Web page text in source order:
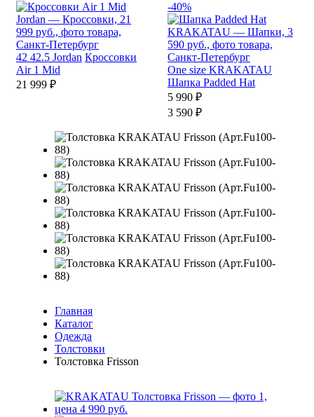
42 42.5 Jordan Кроссовки
Air 1 Mid
21 999 ₽
-40%
One size KRAKATAU
Шапка Padded Hat
5 990 ₽
3 590 ₽
Главная
Каталог
Одежда
Толстовки
Толстовка Frisson